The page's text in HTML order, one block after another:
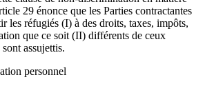
29 énonce que les Parties contractantes
les réfugiés (I) à des droits, taxes, impôts,
que ce soit (II) différents de ceux
assujettis.
personnel